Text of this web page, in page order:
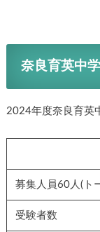
奈良育英中
2024年度奈良育英
募集人員60人(ト
受験者数